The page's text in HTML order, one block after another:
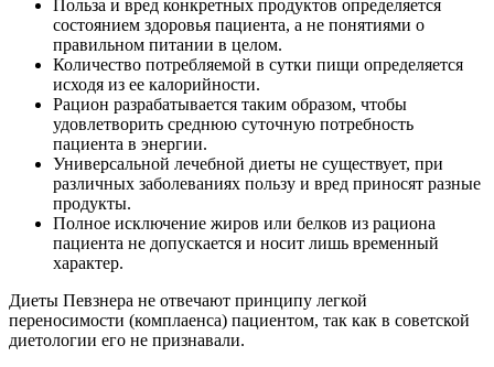
Польза и вред конкретных продуктов определяется
состоянием здоровья пациента, а не понятиями о
правильном питании в целом.
Количество потребляемой в сутки пищи определяется
исходя из ее калорийности.
Рацион разрабатывается таким образом, чтобы
удовлетворить среднюю суточную потребность
пациента в энергии.
Универсальной лечебной диеты не существует, при
различных заболеваниях пользу и вред приносят разные
продукты.
Полное исключение жиров или белков из рациона
пациента не допускается и носит лишь временный
характер.
Диеты Певзнера не отвечают принципу легкой
переносимости (комплаенса) пациентом, так как в советской
диетологии его не признавали.